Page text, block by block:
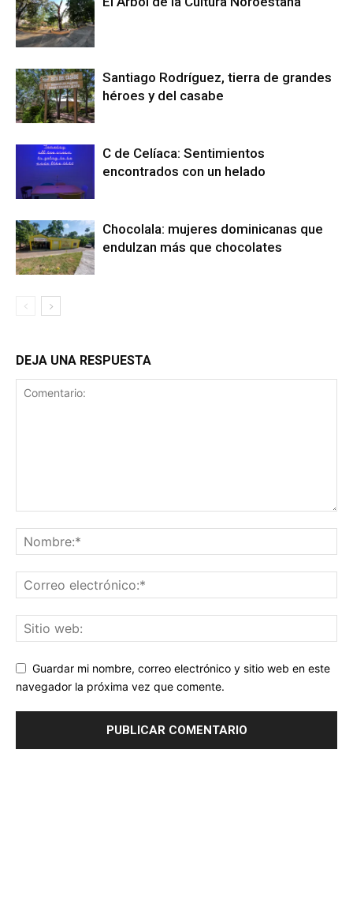
Santiago Rodríguez, tierra de grandes
héroes y del casabe
C de Celíaca: Sentimientos
encontrados con un helado
Chocolala: mujeres dominicanas que
endulzan más que chocolates
DEJA UNA RESPUESTA
Guardar mi nombre, correo electrónico y sitio web en este
navegador la próxima vez que comente.